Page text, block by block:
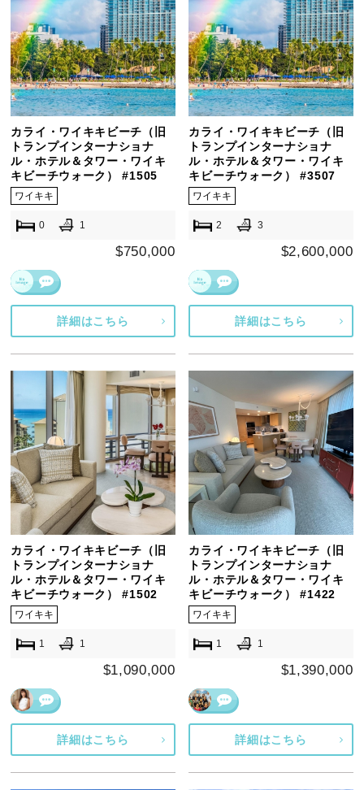
カライ・ワイキキビーチ（旧
トランプインターナショナ
ル・ホテル＆タワー・ワイキ
キビーチウォーク） #1505
ワイキキ
0 1
$750,000
詳細はこちら
カライ・ワイキキビーチ（旧
トランプインターナショナ
ル・ホテル＆タワー・ワイキ
キビーチウォーク） #3507
ワイキキ
2 3
$2,600,000
詳細はこちら
カライ・ワイキキビーチ（旧
トランプインターナショナ
ル・ホテル＆タワー・ワイキ
キビーチウォーク） #1502
ワイキキ
1 1
$1,090,000
詳細はこちら
カライ・ワイキキビーチ（旧
トランプインターナショナ
ル・ホテル＆タワー・ワイキ
キビーチウォーク） #1422
ワイキキ
1 1
$1,390,000
詳細はこちら